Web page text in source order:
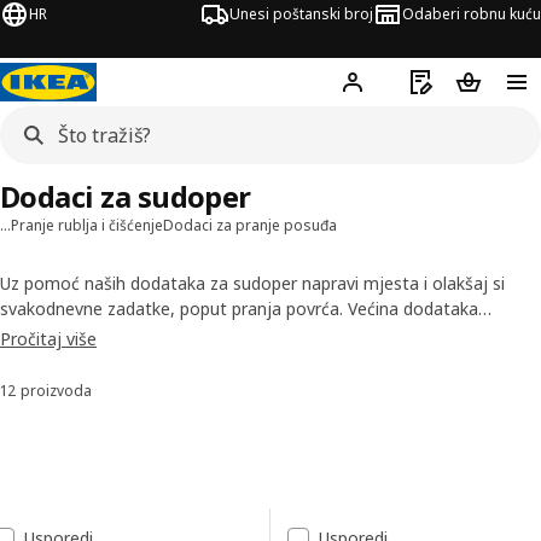
HR Unesi poštanski broj Odaberi robnu kuću
Hej! Prijavi se
Popis zaKošarica
…Pranje rublja i čišćenjeDodaci za pranje posuđa
Dodaci za sudoper
Uz pomoć naših dodataka za sudoper napravi mjesta i olakšaj si
svakodnevne zadatke, poput pranja povrća. Većina dodataka
dizajnirana je tako da stane u naše sudopere i pomogne ti u
za naše sudopere.
Pročitaj više
Sortiraj i filtriraj
12 proizvoda
Popis rezultata